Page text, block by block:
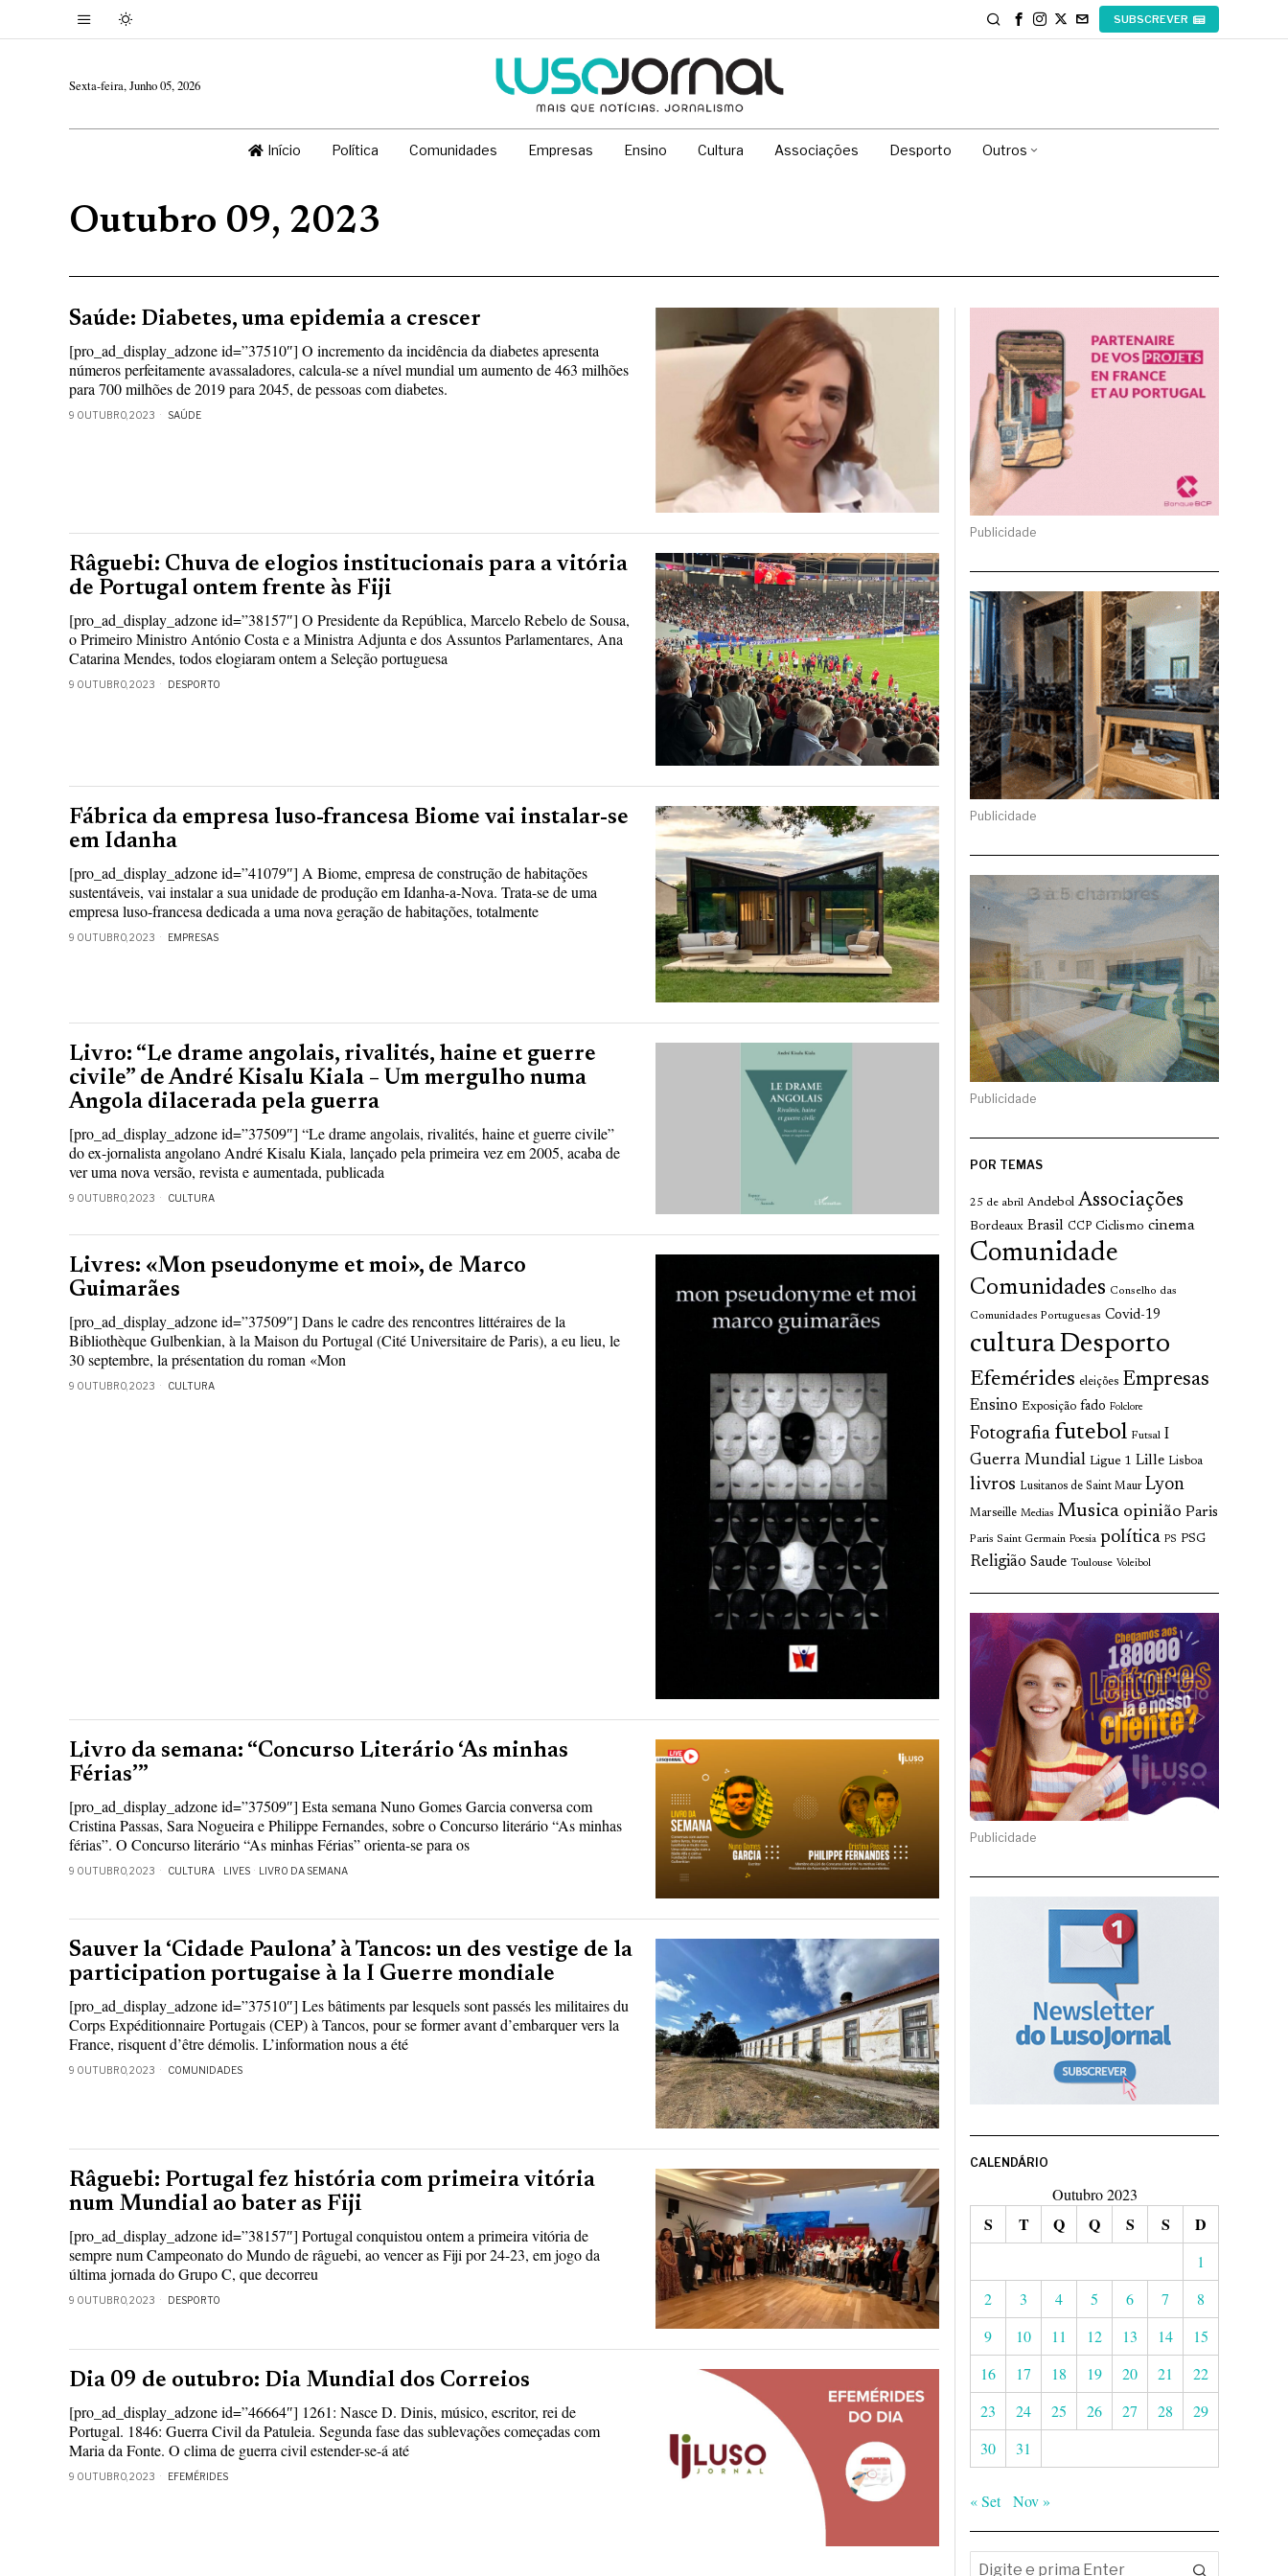
SUBSCREVER
Sexta-feira, Junho 05, 2026
Início Política Comunidades Empresas Ensino Cultura Associações Desporto Outros
Outubro 09, 2023
Saúde: Diabetes, uma epidemia a crescer
[pro_ad_display_adzone id=”37510″] O incremento da incidência da diabetes apresenta
números perfeitamente avassaladores, calcula-se a nível mundial um aumento de 463 milhões
para 700 milhões de 2019 para 2045, de pessoas com diabetes.
9 OUTUBRO, 2023 SAÚDE
Râguebi: Chuva de elogios institucionais para a vitória
de Portugal ontem frente às Fiji
[pro_ad_display_adzone id=”38157″] O Presidente da República, Marcelo Rebelo de Sousa,
o Primeiro Ministro António Costa e a Ministra Adjunta e dos Assuntos Parlamentares, Ana
Catarina Mendes, todos elogiaram ontem a Seleção portuguesa
9 OUTUBRO, 2023 DESPORTO
Fábrica da empresa luso-francesa Biome vai instalar-se
em Idanha
[pro_ad_display_adzone id=”41079″] A Biome, empresa de construção de habitações
sustentáveis, vai instalar a sua unidade de produção em Idanha-a-Nova. Trata-se de uma
empresa luso-francesa dedicada a uma nova geração de habitações, totalmente
9 OUTUBRO, 2023 EMPRESAS
Livro: “Le drame angolais, rivalités, haine et guerre
civile” de André Kisalu Kiala – Um mergulho numa
Angola dilacerada pela guerra
[pro_ad_display_adzone id=”37509″] “Le drame angolais, rivalités, haine et guerre civile”
do ex-jornalista angolano André Kisalu Kiala, lançado pela primeira vez em 2005, acaba de
ver uma nova versão, revista e aumentada, publicada
9 OUTUBRO, 2023 CULTURA
Livres: «Mon pseudonyme et moi», de Marco
Guimarães
[pro_ad_display_adzone id=”37509″] Dans le cadre des rencontres littéraires de la
Bibliothèque Gulbenkian, à la Maison du Portugal (Cité Universitaire de Paris), a eu lieu, le
30 septembre, la présentation du roman «Mon
9 OUTUBRO, 2023 CULTURA
Livro da semana: “Concurso Literário ‘As minhas
Férias’”
[pro_ad_display_adzone id=”37509″] Esta semana Nuno Gomes Garcia conversa com
Cristina Passas, Sara Nogueira e Philippe Fernandes, sobre o Concurso literário “As minhas
férias”. O Concurso literário “As minhas Férias” orienta-se para os
9 OUTUBRO, 2023 CULTURA · LIVES · LIVRO DA SEMANA
Sauver la ‘Cidade Paulona’ à Tancos: un des vestige de la
participation portugaise à la I Guerre mondiale
[pro_ad_display_adzone id=”37510″] Les bâtiments par lesquels sont passés les militaires du
Corps Expéditionnaire Portugais (CEP) à Tancos, pour se former avant d’embarquer vers la
France, risquent d’être démolis. L’information nous a été
9 OUTUBRO, 2023 COMUNIDADES
Râguebi: Portugal fez história com primeira vitória
num Mundial ao bater as Fiji
[pro_ad_display_adzone id=”38157″] Portugal conquistou ontem a primeira vitória de
sempre num Campeonato do Mundo de râguebi, ao vencer as Fiji por 24-23, em jogo da
última jornada do Grupo C, que decorreu
9 OUTUBRO, 2023 DESPORTO
Dia 09 de outubro: Dia Mundial dos Correios
[pro_ad_display_adzone id=”46664″] 1261: Nasce D. Dinis, músico, escritor, rei de
Portugal. 1846: Guerra Civil da Patuleia. Segunda fase das sublevações começadas com
Maria da Fonte. O clima de guerra civil estender-se-á até
9 OUTUBRO, 2023 EFEMÉRIDES
Publicidade
Publicidade
Publicidade
POR TEMAS
25 de abril Andebol Associações
Bordeaux Brasil CCP Ciclismo cinema
Comunidade
Comunidades Conselho das
Comunidades Portuguesas Covid-19
culturaDesporto
Efemérides eleições Empresas
Ensino Exposição fado Folclore
Fotografia futebol Futsal I
Guerra Mundial Ligue 1 Lille Lisboa
livros Lusitanos de Saint Maur Lyon
Marseille Medias Musica opinião Paris
Paris Saint Germain Poesia política PS PSG
Religião Saude Toulouse Voleibol
Publicidade
CALENDÁRIO
Outubro 2023
S T Q Q S S D
1
2
3 4 5 6 7
8
9
10 11 12 13 14
15
16
17 18 19 20 21
22
23
24 25 26 27 28
29
30
31
« Set Nov »